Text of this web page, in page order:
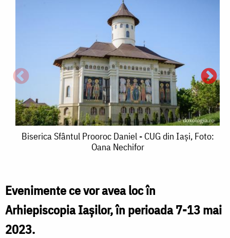
Biserica
Daniel
-
CUG
Biserica Sfântul Prooroc Daniel - CUG din Iași, Foto:
Oana Nechifor
Evenimente ce vor avea loc în
Arhiepiscopia Iașilor, în perioada 7-13 mai
2023.